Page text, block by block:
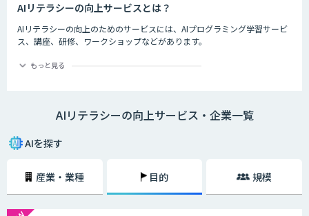
AIリテラシーの向上サービスとは？
AIリテラシーの向上のためのサービスには、AIプログラミング学習サービ
ス、講座、研修、ワークショップなどがあります。
情報処理推進機構の調べでは、AI人材の獲得・確保状況についてIT企業の
しています。 AIを扱えるエンジニアがいない、AIを導入するプロジェクト
するには、チームのAIリテラシー向上が大切です。
もっと見る
AIリテラシーの向上サービス・企業一覧
AIを探す
産業・業種 目的 規模